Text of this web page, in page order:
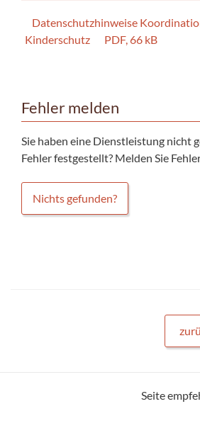
Datenschutzhinweise
Kinderschutz
PDF, 66 kB
Fehler melden
Sie haben eine Dienstleistung nicht
Fehler festgestellt? Melden Sie
Nichts gefunden?
Seite